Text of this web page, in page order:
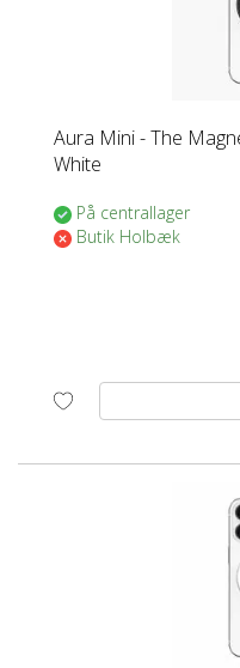
Aura Mini - The
White
På centrallager
Butik Holbæk